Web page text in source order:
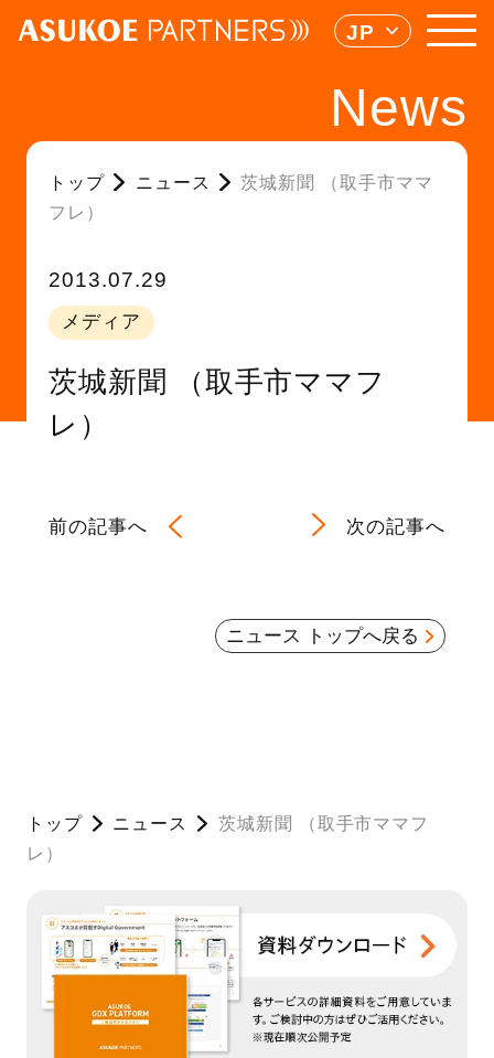
JP
News
トップ ニュース
茨城新聞 （取手市ママ
フレ）
2013.07.29
メディア
茨城新聞 （取手市ママフ
レ）
前の記事へ 次の記事へ
ニュース トップへ戻る
トップ ニュース
茨城新聞 （取手市ママフ
レ）